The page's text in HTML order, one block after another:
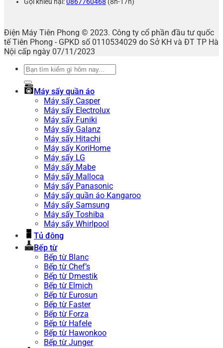
Điện Máy Tiên Phong © 2023. Công ty cổ phần đầu tư quốc
tế Tiên Phong - GPKD số 0110534029 do Sở KH và ĐT TP Hà
Nội cấp ngày 07/11/2023
Tìm
Máy sấy quần áo
Máy sấy Casper
Máy sấy Electrolux
Máy sấy Funiki
Máy sấy Galanz
Máy sấy Hitachi
Máy sấy KoriHome
Máy sấy LG
Máy sấy Mabe
Máy sấy Malloca
Máy sấy Panasonic
Máy sấy quần áo Kangaroo
Máy sấy Samsung
Máy sấy Toshiba
Máy sấy Whirlpool
Tủ đông
Bếp từ
Bếp từ Blanc
Bếp từ Chef’s
Bếp từ Dmestik
Bếp từ Elmich
Bếp từ Eurosun
Bếp từ Faster
Bếp từ Forza
Bếp từ Hafele
Bếp từ Hawonkoo
Bếp từ Junger